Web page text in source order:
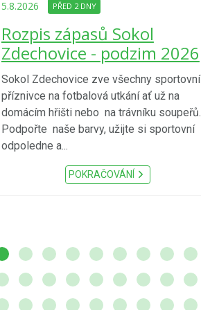
5.8.2026 PŘED 2 DNY
Rozpis zápasů Sokol
Zdechovice - podzim 2026
Sokol Zdechovice zve všechny sportovní
příznivce na fotbalová utkání ať už na
domácím hřišti nebo na trávníku soupeřů.
Podpořte naše barvy, užijte si sportovní
odpoledne a...
POKRAČOVÁNÍ